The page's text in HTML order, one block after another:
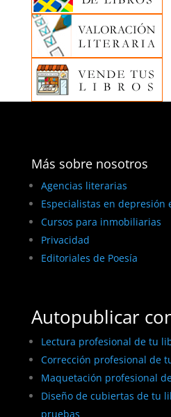
Más sobre nosotros
Agencias literarias
Especialistas en depresión
Cursos para inmobiliarias
Privacidad
Editoriales de Poesía
Autopublicar
Lectura profesional de tu
Corrección profesional de
Maquetación profesional
Diseño de cubiertas de tu
pruebas